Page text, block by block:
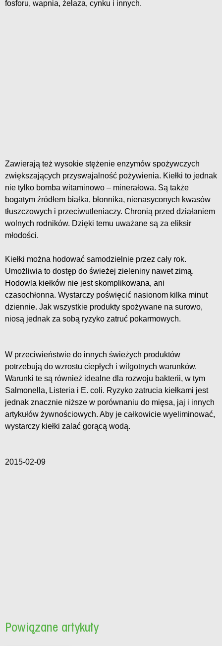
fosforu, wapnia, żelaza, cynku i innych.
Zawierają też wysokie stężenie enzymów spożywczych
zwiększających przyswajalność pożywienia. Kiełki to jednak
nie tylko bomba witaminowo – minerałowa. Są także
bogatym źródłem białka, błonnika, nienasyconych kwasów
tłuszczowych i przeciwutleniaczy. Chronią przed działaniem
wolnych rodników. Dzięki temu uważane są za eliksir
młodości.
Kiełki można hodować samodzielnie przez cały rok.
Umożliwia to dostęp do świeżej zieleniny nawet zimą.
Hodowla kiełków nie jest skomplikowana, ani
czasochłonna. Wystarczy poświęcić nasionom kilka minut
dziennie. Jak wszystkie produkty spożywane na surowo,
niosą jednak za sobą ryzyko zatruć pokarmowych.
W przeciwieństwie do innych świeżych produktów
potrzebują do wzrostu ciepłych i wilgotnych warunków.
Warunki te są również idealne dla rozwoju bakterii, w tym
Salmonella, Listeria i E. coli. Ryzyko zatrucia kiełkami jest
jednak znacznie niższe w porównaniu do mięsa, jaj i innych
artykułów żywnościowych. Aby je całkowicie wyeliminować,
wystarczy kiełki zalać gorącą wodą.
2015-02-09
Powiązane artykuły